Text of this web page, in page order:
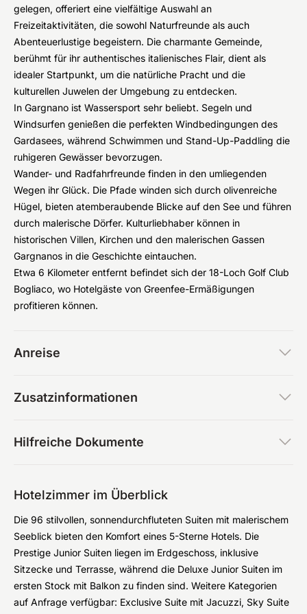
gelegen, offeriert eine vielfältige Auswahl an
Freizeitaktivitäten, die sowohl Naturfreunde als auch
Abenteuerlustige begeistern. Die charmante Gemeinde,
berühmt für ihr authentisches italienisches Flair, dient als
idealer Startpunkt, um die natürliche Pracht und die
kulturellen Juwelen der Umgebung zu entdecken.
In Gargnano ist Wassersport sehr beliebt. Segeln und
Windsurfen genießen die perfekten Windbedingungen des
Gardasees, während Schwimmen und Stand-Up-Paddling die
ruhigeren Gewässer bevorzugen.
Wander- und Radfahrfreunde finden in den umliegenden
Wegen ihr Glück. Die Pfade winden sich durch olivenreiche
Hügel, bieten atemberaubende Blicke auf den See und führen
durch malerische Dörfer. Kulturliebhaber können in
historischen Villen, Kirchen und den malerischen Gassen
Gargnanos in die Geschichte eintauchen.
Etwa 6 Kilometer entfernt befindet sich der 18-Loch Golf Club
Bogliaco, wo Hotelgäste von Greenfee-Ermäßigungen
profitieren können.
Anreise
Zusatzinformationen
Hilfreiche Dokumente
Hotelzimmer im Überblick
Die 96 stilvollen, sonnendurchfluteten Suiten mit malerischem
Seeblick bieten den Komfort eines 5-Sterne Hotels. Die
Prestige Junior Suiten liegen im Erdgeschoss, inklusive
Sitzecke und Terrasse, während die Deluxe Junior Suiten im
ersten Stock mit Balkon zu finden sind. Weitere Kategorien
auf Anfrage verfügbar: Exclusive Suite mit Jacuzzi, Sky Suite